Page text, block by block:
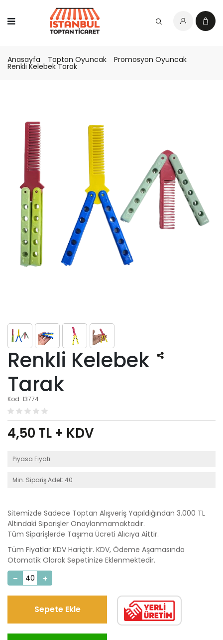
Anasayfa Toptan Oyuncak Promosyon Oyuncak
Renkli Kelebek Tarak
Renkli Kelebek
Tarak
Kod: 13774
4,50 TL + KDV
Piyasa Fiyatı:
Min. Sipariş Adet: 40
Sitemizde Sadece Toptan Alışveriş Yapıldığından 3.000 TL
Altındaki Siparişler Onaylanmamaktadır.
Tüm Siparişlerde Taşıma Ücreti Alıcıya Aittir.
Tüm Fiyatlar KDV Hariçtir. KDV, Ödeme Aşamasında
Otomatik Olarak Sepetinize Eklenmektedir.
Sepete Ekle